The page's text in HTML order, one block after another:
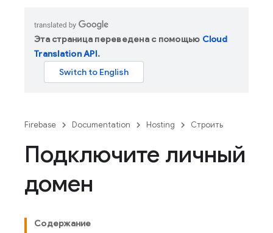
Эта страница переведена с помощью Cloud
Translation API.
Firebase Documentation Hosting Строить
Подключите личный
домен
Содержание